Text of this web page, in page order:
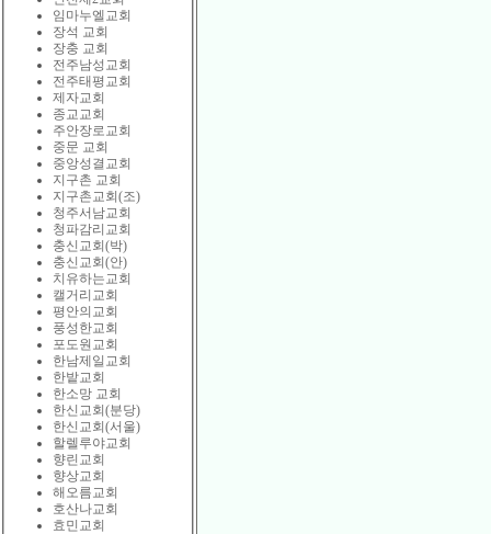
임마누엘교회
장석 교회
장충 교회
전주남성교회
전주태평교회
제자교회
종교교회
주안장로교회
중문 교회
중앙성결교회
지구촌 교회
지구촌교회(조)
청주서남교회
청파감리교회
충신교회(박)
충신교회(안)
치유하는교회
캘거리교회
평안의교회
풍성한교회
포도원교회
한남제일교회
한밭교회
한소망 교회
한신교회(분당)
한신교회(서울)
할렐루야교회
향린교회
향상교회
해오름교회
호산나교회
효민교회